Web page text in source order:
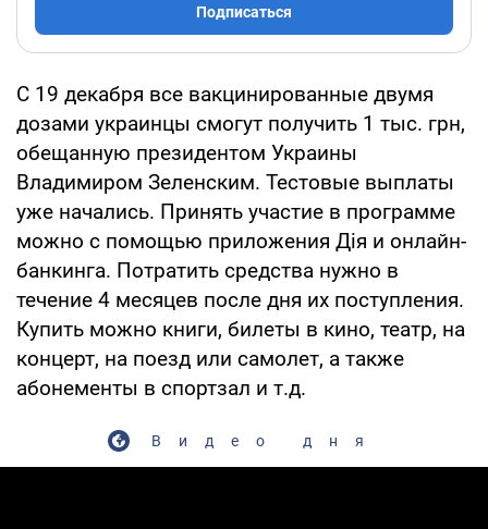
Подписаться
С 19 декабря все вакцинированные двумя
дозами украинцы смогут получить 1 тыс. грн,
обещанную президентом Украины
Владимиром Зеленским. Тестовые выплаты
уже начались. Принять участие в программе
можно с помощью приложения Дія и онлайн-
банкинга. Потратить средства нужно в
течение 4 месяцев после дня их поступления.
Купить можно книги, билеты в кино, театр, на
концерт, на поезд или самолет, а также
абонементы в спортзал и т.д.
Видео дня